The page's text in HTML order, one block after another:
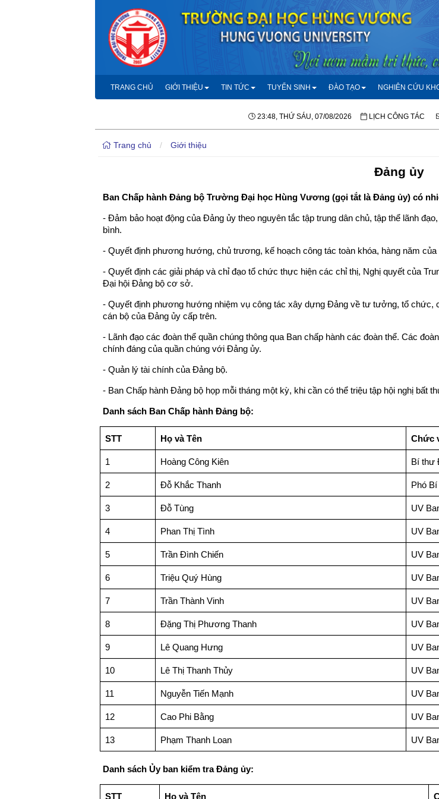
TRANG CHỦ GIỚI THIỆU TIN TỨC TUYỂN SINH ĐÀO TẠO NGHIÊN CỨU
23:48, THỨ SÁU, 07/08/2026 LỊCH CÔNG TÁC
Trang chủ / Giới thiệu
Đảng ủy
Ban Chấp hành Đảng bộ Trường Đại học Hùng Vương (gọi tắt là Đảng ủy) có
- Đảm bảo hoạt động của Đảng ủy theo nguyên tắc tập trung dân chủ, tập thể lãnh
bình.
- Quyết định phương hướng, chủ trương, kế hoạch công tác toàn khóa, hàng năm
- Quyết định các giải pháp và chỉ đạo tổ chức thực hiện các chỉ thị, Nghị quyết của
Đại hội Đảng bộ cơ sở.
- Quyết định phương hướng nhiệm vụ công tác xây dựng Đảng về tư tưởng, tổ chức,
cán bộ của Đảng ủy cấp trên.
- Lãnh đạo các đoàn thể quần chúng thông qua Ban chấp hành các đoàn thể. Các
chính đáng của quần chúng với Đảng ủy.
- Quản lý tài chính của Đảng bộ.
- Ban Chấp hành Đảng bộ họp mỗi tháng một kỳ, khi cần có thể triệu tập hội nghị bất
Danh sách Ban Chấp hành Đảng bộ:
STT Họ và Tên Chức
1 Hoàng Công Kiên Bí thư
2 Đỗ Khắc Thanh Phó
3 Đỗ Tùng UV
4 Phan Thị Tình UV
5 Trần Đình Chiến UV
6 Triệu Quý Hùng UV
7 Trần Thành Vinh UV
8 Đặng Thị Phương Thanh UV
9 Lê Quang Hưng UV
10 Lê Thị Thanh Thủy UV
11 Nguyễn Tiến Mạnh UV
12 Cao Phi Bằng UV
13 Phạm Thanh Loan UV
Danh sách Ủy ban kiểm tra Đảng ủy:
STT Họ và Tên